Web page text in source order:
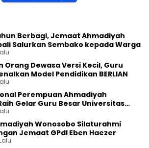
Berbagi, Jemaat Ahmadiyah
Salurkan Sembako kepada Warga
Orang Dewasa Versi Kecil, Guru
Model Pendidikan BERLIAN
Perempuan Ahmadiyah
Gelar Guru Besar Universitas
Wonosobo Silaturahmi
Jemaat GPdI Eben Haezer